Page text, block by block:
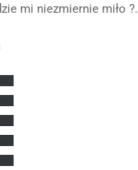
mi niezmiernie miło ?.